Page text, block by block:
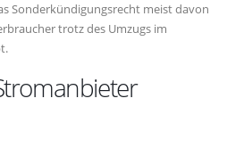
Sonderkündigungsrecht meist davon
trotz des Umzugs im